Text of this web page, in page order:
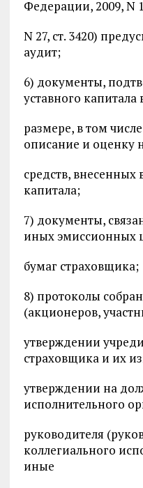
Федерации, 2009, N
N 27, ст. 3420)
аудит;
6) документы,
уставного
размере, в том
описание и оценку
средств, внесенных
капитала;
7) документы,
иных эмиссионных
бумаг страховщика;
8) протоколы
(акционеров,
утверждении
страховщика и их
утверждении на
исполнительного
руководителя
коллегиального
иные